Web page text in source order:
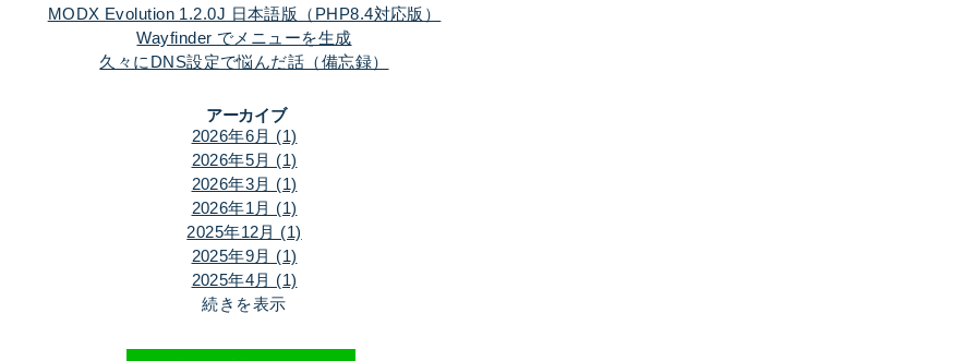
MODX Evolution 1.2.0J 日本語版（PHP8.4対応版）
Wayfinder でメニューを生成
久々にDNS設定で悩んだ話（備忘録）
アーカイブ
2026年6月 (1)
2026年5月 (1)
2026年3月 (1)
2026年1月 (1)
2025年12月 (1)
2025年9月 (1)
2025年4月 (1)
続きを表示